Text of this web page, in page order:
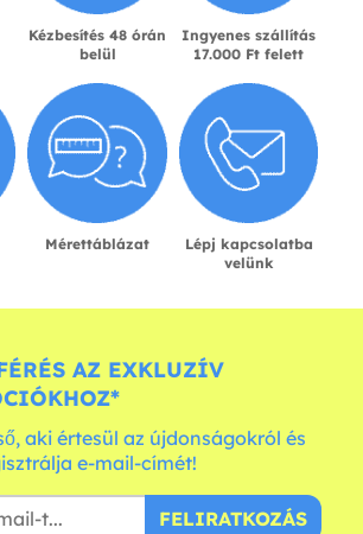
Kézbesítés 48 órán
belül
Ingyenes szállítás
17.000 Ft felett
Mérettáblázat
Lépj kapcsolatba
velünk
AZ EXKLUZÍV
aki értesül az újdonságokról és
e-mail-címét!
FELIRATKOZÁS